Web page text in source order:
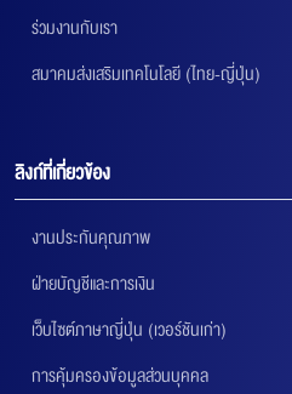
ร่วมงานกับเรา
สมาคมส่งเสริมเทคโนโลยี (ไทย-ญี่ปุ่น)
ลิงก์ที่เกี่ยวข้อง
งานประกันคุณภาพ
ฝ่ายบัญชีและการเงิน
เว็บไซต์ภาษาญี่ปุ่น (เวอร์ชันเก่า)
การคุ้มครองข้อมูลส่วนบุคคล